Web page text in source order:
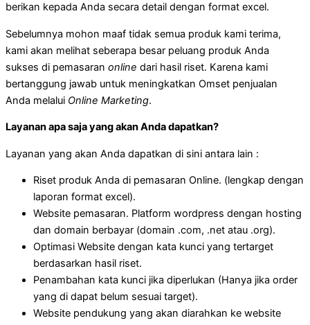
berikan kepada Anda secara detail dengan format excel.
Sebelumnya mohon maaf tidak semua produk kami terima,
kami akan melihat seberapa besar peluang produk Anda
sukses di pemasaran online dari hasil riset. Karena kami
bertanggung jawab untuk meningkatkan Omset penjualan
Anda melalui Online Marketing.
Layanan apa saja yang akan Anda dapatkan?
Layanan yang akan Anda dapatkan di sini antara lain :
Riset produk Anda di pemasaran Online. (lengkap dengan
laporan format excel).
Website pemasaran. Platform wordpress dengan hosting
dan domain berbayar (domain .com, .net atau .org).
Optimasi Website dengan kata kunci yang tertarget
berdasarkan hasil riset.
Penambahan kata kunci jika diperlukan (Hanya jika order
yang di dapat belum sesuai target).
Website pendukung yang akan diarahkan ke website